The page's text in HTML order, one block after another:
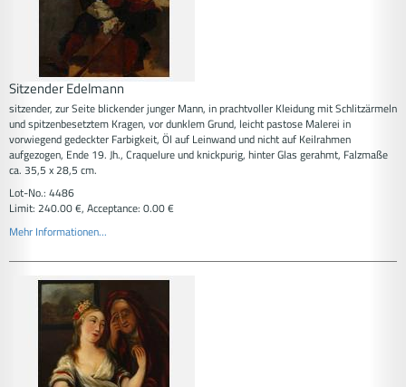
Sitzender Edelmann
sitzender, zur Seite blickender junger Mann, in prachtvoller Kleidung mit Schlitzärmeln
und spitzenbesetztem Kragen, vor dunklem Grund, leicht pastose Malerei in
vorwiegend gedeckter Farbigkeit, Öl auf Leinwand und nicht auf Keilrahmen
aufgezogen, Ende 19. Jh., Craquelure und knickpurig, hinter Glas gerahmt, Falzmaße
ca. 35,5 x 28,5 cm.
Lot-No.: 4486
Limit: 240.00 €, Acceptance: 0.00 €
Mehr Informationen...